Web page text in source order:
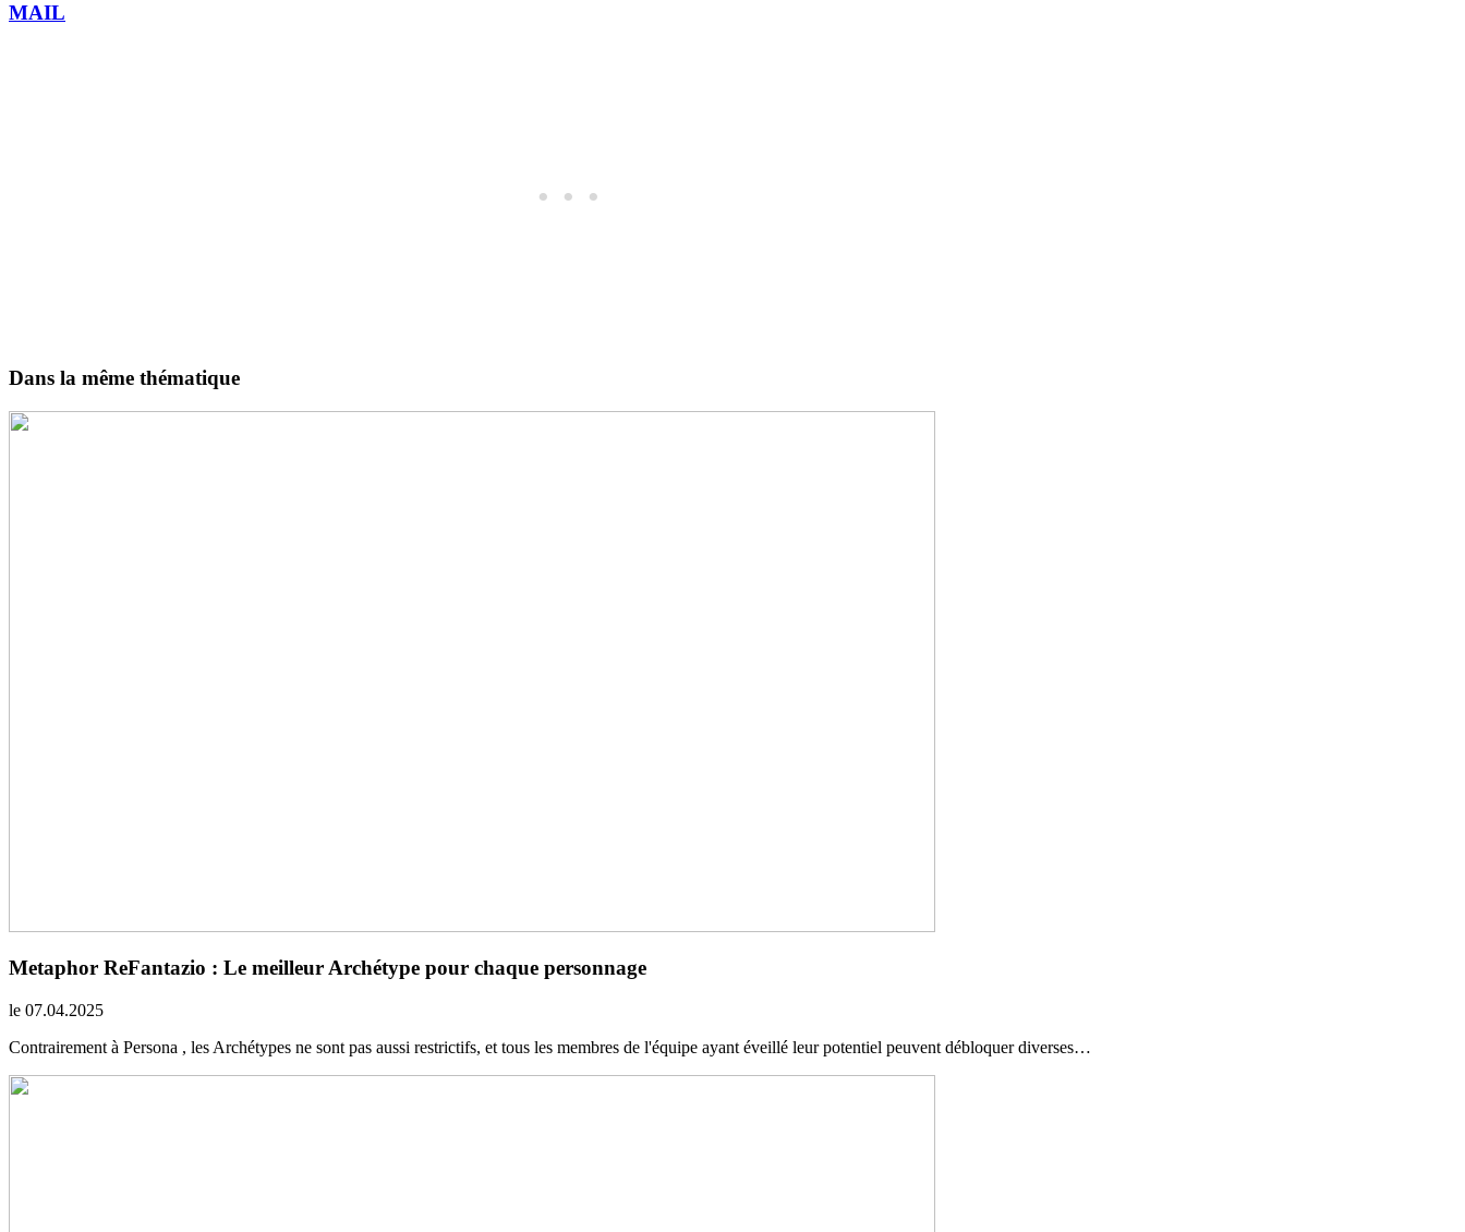
MAIL
Dans la même thématique
Metaphor ReFantazio : Le meilleur Archétype pour chaque personnage
le 07.04.2025
Contrairement à Persona , les Archétypes ne sont pas aussi restrictifs, et tous les membres de l'équipe ayant éveillé leur potentiel peuvent débloquer diverses…